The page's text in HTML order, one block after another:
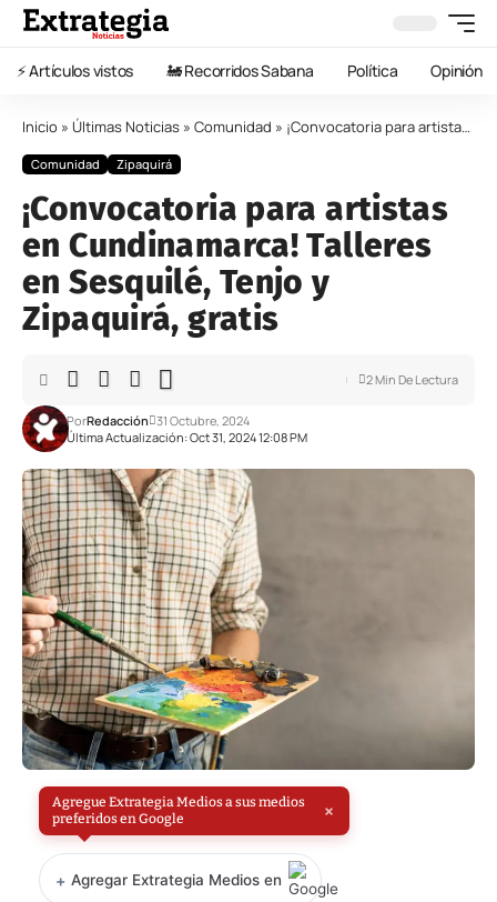
⚡️ Artículos vistos 🚂 Recorridos Sabana Política Opinión
Inicio » Últimas Noticias » Comunidad » ¡Convocatoria para artistas en Cundinamarca! Talleres en Sesquilé, Tenjo y Zipaquirá, gratis
Comunidad Zipaquirá
¡Convocatoria para artistas
en Cundinamarca! Talleres
en Sesquilé, Tenjo y
Zipaquirá, gratis
Última Actualización: Oct 31, 2024 12:08 PM
PorRedacción 31 Octubre, 2024
2 Min De Lectura
Agregue Extrategia Medios a sus medios
preferidos en Google
×
+ Agregar Extrategia Medios en